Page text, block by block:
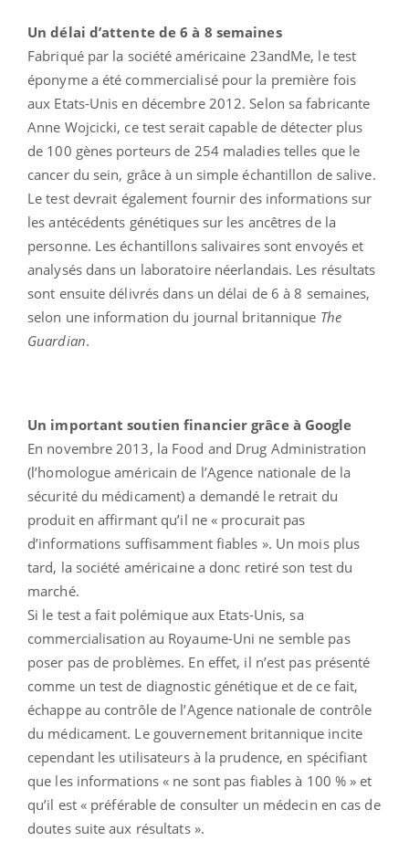
Un délai d’attente de 6 à 8 semaines
Fabriqué par la société américaine 23andMe, le test
éponyme a été commercialisé pour la première fois
aux Etats-Unis en décembre 2012. Selon sa fabricante
Anne Wojcicki, ce test serait capable de détecter plus
de 100 gènes porteurs de 254 maladies telles que le
cancer du sein, grâce à un simple échantillon de salive.
Le test devrait également fournir des informations sur
les antécédents génétiques sur les ancêtres de la
personne. Les échantillons salivaires sont envoyés et
analysés dans un laboratoire néerlandais. Les résultats
sont ensuite délivrés dans un délai de 6 à 8 semaines,
selon une information du journal britannique The
Guardian.
Un important soutien financier grâce à Google
En novembre 2013, la Food and Drug Administration
(l’homologue américain de l’Agence nationale de la
sécurité du médicament) a demandé le retrait du
produit en affirmant qu’il ne « procurait pas
d’informations suffisamment fiables ». Un mois plus
tard, la société américaine a donc retiré son test du
marché.
Si le test a fait polémique aux Etats-Unis, sa
commercialisation au Royaume-Uni ne semble pas
poser pas de problèmes. En effet, il n’est pas présenté
comme un test de diagnostic génétique et de ce fait,
échappe au contrôle de l’Agence nationale de contrôle
du médicament. Le gouvernement britannique incite
cependant les utilisateurs à la prudence, en spécifiant
que les informations « ne sont pas fiables à 100 % » et
qu’il est « préférable de consulter un médecin en cas de
doutes suite aux résultats ».